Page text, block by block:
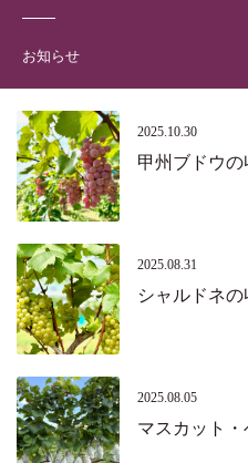
お知らせ
2025.10.30
2025.08.31
2025.08.05